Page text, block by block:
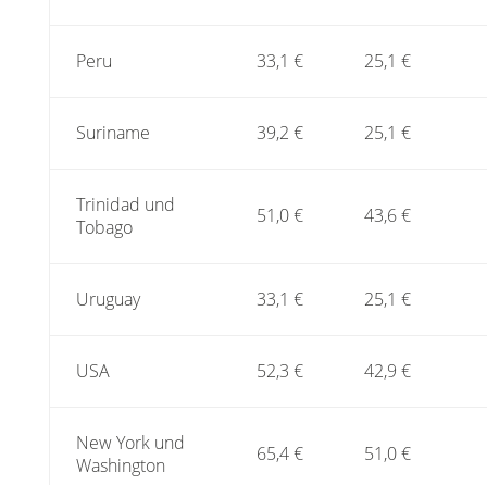
Peru 33,1 € 25,1 €
Suriname 39,2 € 25,1 €
Trinidad und
Tobago
51,0 € 43,6 €
Uruguay 33,1 € 25,1 €
USA 52,3 € 42,9 €
New York und
Washington
65,4 € 51,0 €